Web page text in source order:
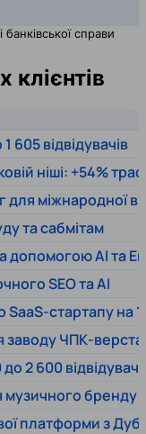
банківської справи
клієнтів
605 відвідувачів
ніші: +54%
для міжнародної
та сабмітам
допомогою AI та
SEO та AI
стартапу на
заводу ЧПК-
2 600
музичного бренду
платформи з